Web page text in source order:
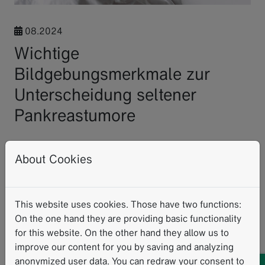
08.2024
Wichtige
Bildgebungsmerkmale zur
Unterscheidung seltener
Pankreastumore
als Frantz-Tumore, sind seltene Tumore des Pankreas.
pankreatischen neuroendokrinen Neoplasien (pNEN),
kann sich die Unterscheidung mittels Bildgebung als
schwierig überweisen.
Forscher des Universitätsklinikums Heidelberg führten
eine Studie durch, um SPN von pNEN mittels
About Cookies
This website uses cookies. Those have two functions:
On the one hand they are providing basic functionality
for this website. On the other hand they allow us to
improve our content for you by saving and analyzing
anonymized user data. You can redraw your consent to